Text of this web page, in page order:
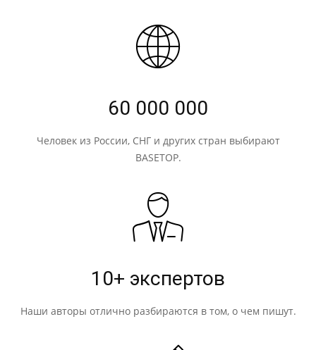
60 000 000
Человек из России, СНГ и других стран выбирают
BASETOP.
10+ экспертов
Наши авторы отлично разбираются в том, о чем пишут.